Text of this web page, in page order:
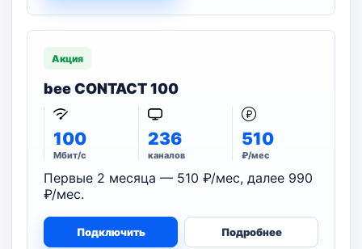
Акция
bee CONTACT 100
100
Мбит/с
236
каналов
510
₽/мес
Первые 2 месяца — 510 ₽/мес, далее 990
₽/мес.
Подключить Подробнее